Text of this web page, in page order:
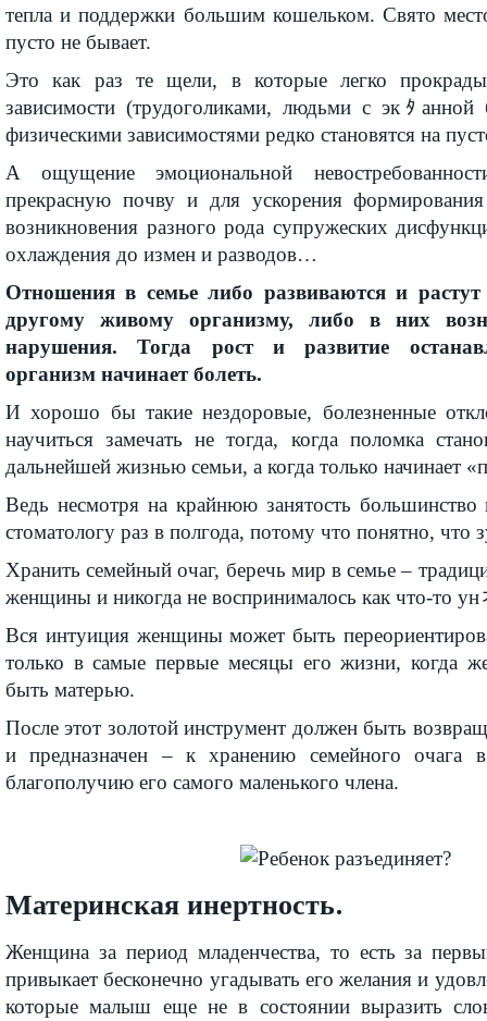
тепла и поддержки большим кошельком. Свято
пусто не бывает.
Это как раз те щели, в которые легко
зависимости (трудоголиками, людьми с экﾀ
физическими зависимостями редко становятся на
А ощущение эмоциональной
прекрасную почву и для ускорения
возникновения разного рода супружеских
охлаждения до измен и разводов…
Отношения в семье либо развиваются и
другому живому организму, либо в них
нарушения. Тогда рост и развитие
организм начинает болеть.
И хорошо бы такие нездоровые, болезненные
научиться замечать не тогда, когда поломка
дальнейшей жизнью семьи, а когда только начинает
Ведь несмотря на крайнюю занятость большинство
стоматологу раз в полгода, потому что понятно, что
Хранить семейный очаг, беречь мир в семье –
женщины и никогда не воспринималось как что-то ун
Вся интуиция женщины может быть
только в самые первые месяцы его жизни, когда
быть матерью.
После этот золотой инструмент должен быть
и предназначен – к хранению семейного очага
благополучию его самого маленького члена.
Материнская инертность.
Женщина за период младенчества, то есть за
привыкает бесконечно угадывать его желания и
которые малыш еще не в состоянии выразить